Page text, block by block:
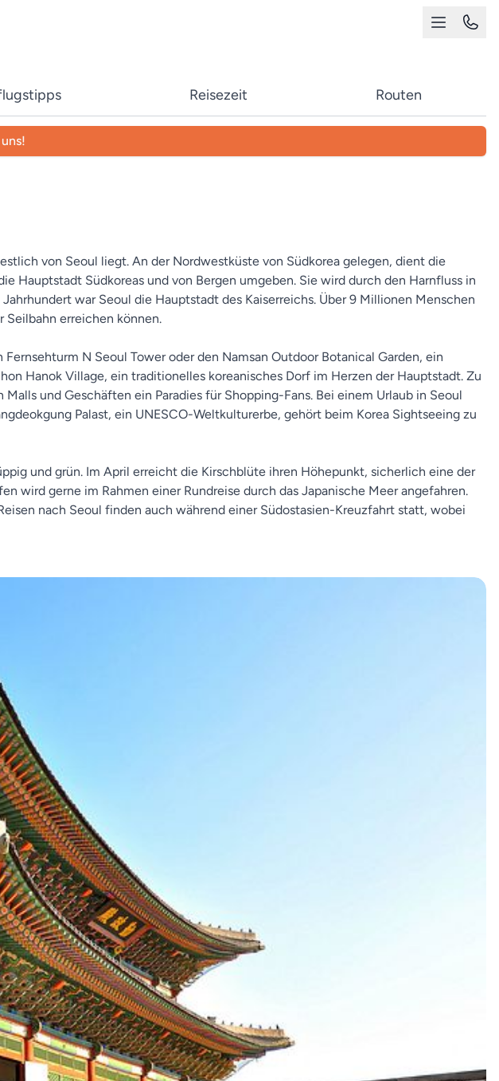
Reisezeit Routen
von Seoul liegt. An der Nordwestküste von Südkorea gelegen, dient die
Hauptstadt Südkoreas und von Bergen umgeben. Sie wird durch den Harnfluss in
war Seoul die Hauptstadt des Kaiserreichs. Über 9 Millionen Menschen
erreichen können.
N Seoul Tower oder den Namsan Outdoor Botanical Garden, ein
Hanok Village, ein traditionelles koreanisches Dorf im Herzen der Hauptstadt. Zu
und Geschäften ein Paradies für Shopping-Fans. Bei einem Urlaub in Seoul
Palast, ein UNESCO-Weltkulturerbe, gehört beim Korea Sightseeing zu
und grün. Im April erreicht die Kirschblüte ihren Höhepunkt, sicherlich eine der
wird gerne im Rahmen einer Rundreise durch das Japanische Meer angefahren.
nach Seoul finden auch während einer Südostasien-Kreuzfahrt statt, wobei